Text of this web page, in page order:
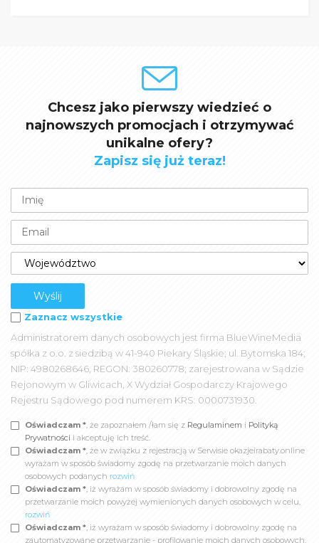
Chcesz jako pierwszy wiedzieć o
najnowszych promocjach i otrzymywać
unikalne ofery?
Zapisz się już teraz!
Zaznacz wszystkie
Administratorem danych osobowych jest firma BlueWineMedia
spółka z o.o. z siedzibą w 41-940 Piekary Śląskie; ul. Bytomska 184;
NIP: 4980268646, REGON: 380260778; zarejestrowana w Sądzie
Rejonowym w Gliwicach, X Wydział Gospodarczy Krajowego
Rejestru Sądowego pod numerem KRS: 0000731930.
Oświadczam *, że zapoznałem /łam się z Regulaminem i Polityką
Prywatności i akceptuję ich treść.
Oświadczam *, że w związku z rejestracją w Serwisie okazjeirabaty.online
wyrażam w sposób świadomy zgodę na przetwarzanie moich danych
osobowych podanych rozwiń
Oświadczam *, iż wyrażam w sposób świadomy i dobrowolny zgodę na
przetwarzanie moich powyżej wymienionych danych osobowych w celu,
rozwiń
Oświadczam *, iż wyrażam w sposób świadomy i dobrowolny zgodę na
zautomatyzowane przetwarzanie - profilowanie moich danych osobowych,